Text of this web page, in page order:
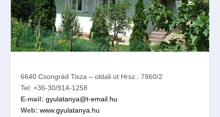
6640 Csongrád Tisza – oldali út Hrsz.: 7860/2
Tel: +36-30/914-1258
E-mail: gyulatanya@t-email.hu
Web: www.gyulatanya.hu